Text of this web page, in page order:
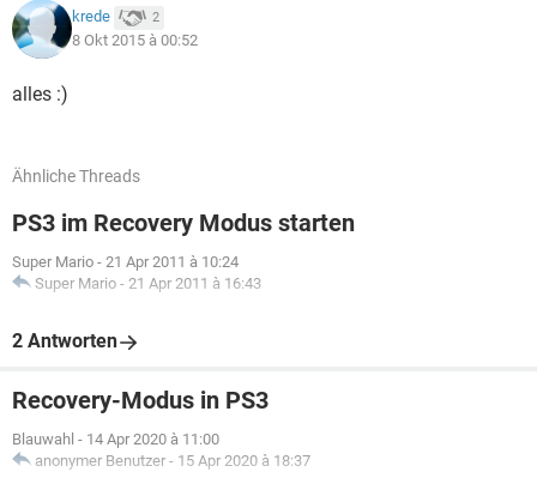
krede 2
8 Okt 2015 à 00:52
alles :)
Ähnliche Threads
PS3 im Recovery Modus starten
Super Mario - 21 Apr 2011 à 10:24
Super Mario - 21 Apr 2011 à 16:43
2 Antworten
Recovery-Modus in PS3
Blauwahl - 14 Apr 2020 à 11:00
anonymer Benutzer - 15 Apr 2020 à 18:37